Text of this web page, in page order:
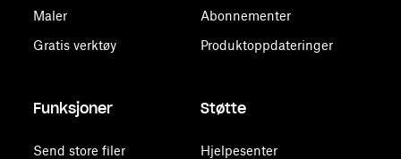
Maler
Gratis verktøy
Abonnementer
Produktoppdateringer
Funksjoner
Send store filer
Støtte
Hjelpesenter